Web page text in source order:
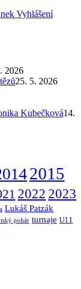
Vyhlášení
2026
25. 5. 2026
Kubečková14.
2015
2022 2023
Lukáš Patzák
pohár turnaje U11